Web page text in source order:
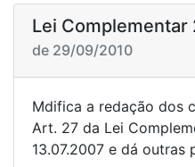
Lei Complementar
de 29/09/2010
Mdifica a redação dos
Art. 27 da Lei
13.07.2007 e dá